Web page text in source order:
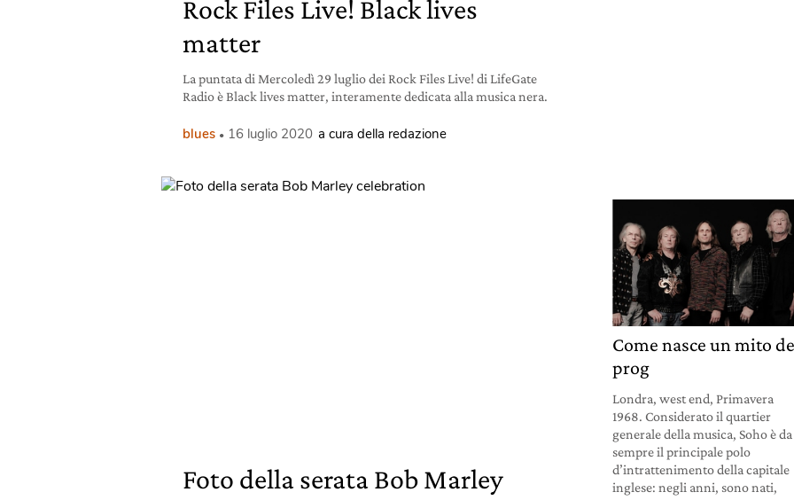
Rock Files Live! Black lives
matter
La puntata di Mercoledì 29 luglio dei Rock Files Live! di LifeGate
Radio è Black lives matter, interamente dedicata alla musica nera.
blues 16 luglio 2020 a cura della redazione
Foto della serata Bob Marley
Come nasce un mito
prog
Londra, west end, Primavera
1968. Considerato il quartier
generale della musica, Soho è da
sempre il principale polo
d’intrattenimento della capitale
inglese: negli anni, sono nati,